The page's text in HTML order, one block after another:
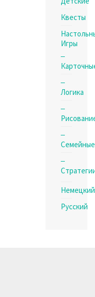
Квесты
Игры
Логика
Семейные
Немецкий
Русский